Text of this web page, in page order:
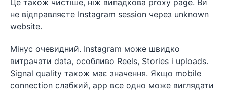
Це також чистіше, ніж випадкова proxy page. Ви
не відправляєте Instagram session через unknown
website.
Мінус очевидний. Instagram може швидко
витрачати data, особливо Reels, Stories і uploads.
Signal quality також має значення. Якщо mobile
connection слабкий, app все одно може виглядати